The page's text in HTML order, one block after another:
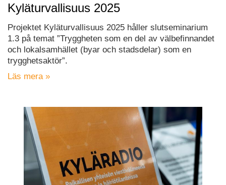
Kyläturvallisuus 2025
Projektet Kyläturvallisuus 2025 håller slutseminarium
1.3 på temat ”Tryggheten som en del av välbefinnandet
och lokalsamhället (byar och stadsdelar) som en
trygghetsaktör”.
Läs mera »